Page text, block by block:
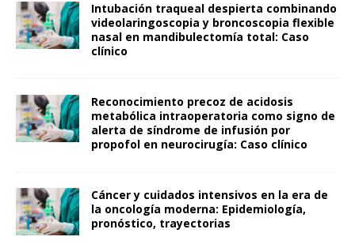
Intubación traqueal despierta combinando
videolaringoscopia y broncoscopia flexible
nasal en mandibulectomía total: Caso
clínico
Reconocimiento precoz de acidosis
metabólica intraoperatoria como signo de
alerta de síndrome de infusión por
propofol en neurocirugía: Caso clínico
Cáncer y cuidados intensivos en la era de
la oncología moderna: Epidemiología,
pronóstico, trayectorias